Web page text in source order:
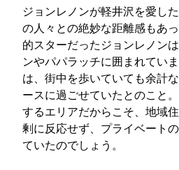
ジョンレノンが軽井沢を愛し
の人々との絶妙な距離感もあ
的スターだったジョンレノン
ンやパパラッチに囲まれてい
は、街中を歩いていても余計
ースに過ごせていたとのこと
するエリアだからこそ、地域
剰に反応せず、プライベート
ていたのでしょう。